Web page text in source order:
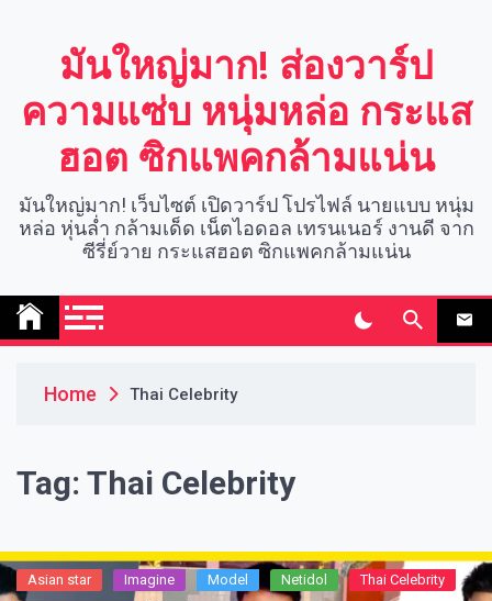
มันใหญ่มาก! ส่องวาร์ป
ความแซ่บ หนุ่มหล่อ กระแส
ฮอต ซิกแพคกล้ามแน่น
มันใหญ่มาก! เว็บไซต์ เปิดวาร์ป โปรไฟล์ นายแบบ หนุ่ม
หล่อ หุ่นล่ำ กล้ามเด็ด เน็ตไอดอล เทรนเนอร์ งานดี จาก
ซีรี่ย์วาย กระแสฮอต ซิกแพคกล้ามแน่น
Home Thai Celebrity
Tag: Thai Celebrity
Asian star Imagine​ Model Netidol Thai Celebrity